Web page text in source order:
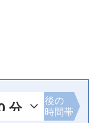
後の
時間帯